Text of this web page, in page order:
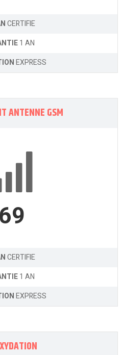
CERTIFIE
1 AN
EXPRESS
ANTENNE GSM
69
CERTIFIE
1 AN
EXPRESS